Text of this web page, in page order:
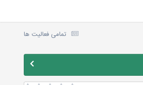
تمامی فعالیت ها